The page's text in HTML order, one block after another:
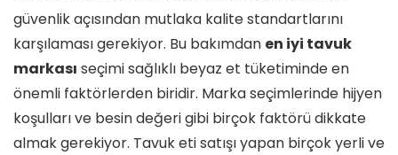
güvenlik açısından mutlaka kalite standartlarını
karşılaması gerekiyor. Bu bakımdan en iyi tavuk
markası seçimi sağlıklı beyaz et tüketiminde en
önemli faktörlerden biridir. Marka seçimlerinde hijyen
koşulları ve besin değeri gibi birçok faktörü dikkate
almak gerekiyor. Tavuk eti satışı yapan birçok yerli ve